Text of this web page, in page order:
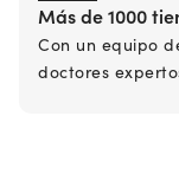
Más de 1000
Con un equipo
doctores